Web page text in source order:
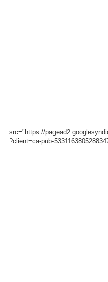
src="https://
?client=ca-pub-